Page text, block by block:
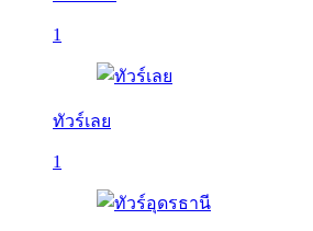
1
ทัวร์เลย
1